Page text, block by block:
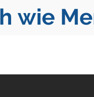
wie